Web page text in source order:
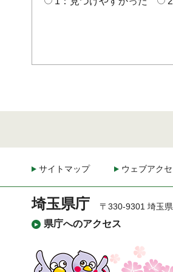
サイトマップ ウェブアク
埼玉県庁
県庁へのアクセス
〒330-9301 埼玉